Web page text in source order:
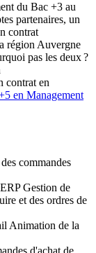
du Bac +3 au
partenaires, un
contrat
région Auvergne
pas les deux ?
contrat en
en Management
commandes
Gestion de
et des ordres de
Animation de la
d'achat de